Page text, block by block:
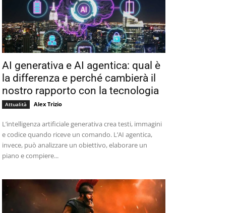
AI generativa e AI agentica: qual è
la differenza e perché cambierà il
nostro rapporto con la tecnologia
Attualità Alex Trizio
L’intelligenza artificiale generativa crea testi, immagini
e codice quando riceve un comando. L’AI agentica,
invece, può analizzare un obiettivo, elaborare un
piano e compiere...